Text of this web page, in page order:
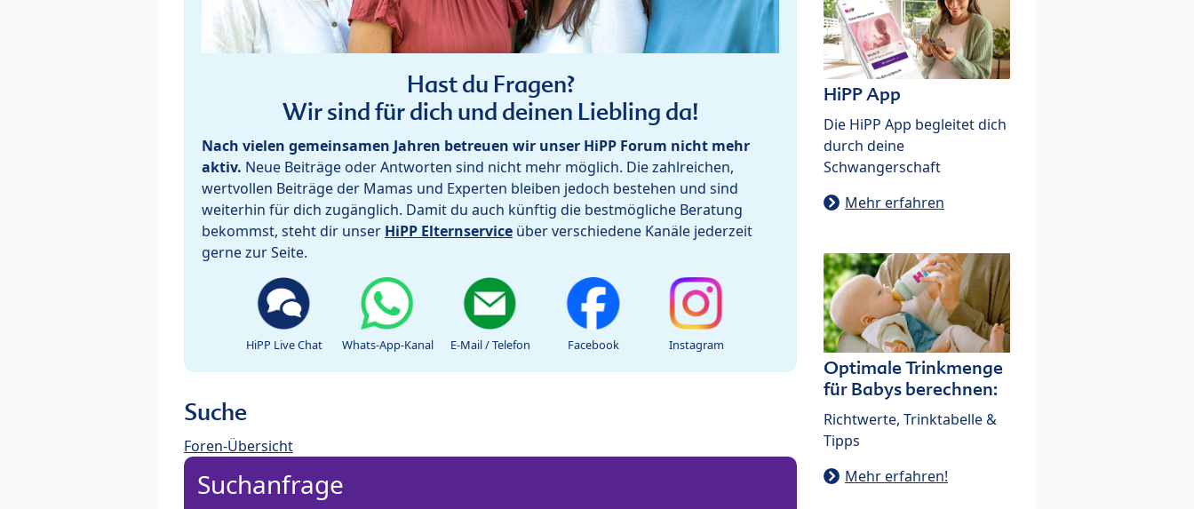
Hast du Fragen?
Wir sind für dich und deinen Liebling da!
Nach vielen gemeinsamen Jahren betreuen wir unser HiPP Forum nicht mehr
aktiv. Neue Beiträge oder Antworten sind nicht mehr möglich. Die zahlreichen,
wertvollen Beiträge der Mamas und Experten bleiben jedoch bestehen und sind
weiterhin für dich zugänglich. Damit du auch künftig die bestmögliche Beratung
bekommst, steht dir unser HiPP Elternservice über verschiedene Kanäle jederzeit
gerne zur Seite.
HiPP Live Chat Whats-App-Kanal E-Mail / Telefon Facebook Instagram
Suche
Foren-Übersicht
Suchanfrage
HiPP App
Die HiPP App begleitet dich
durch deine
Schwangerschaft
Mehr erfahren
Optimale Trinkmenge
für Babys berechnen:
Richtwerte, Trinktabelle &
Tipps
Mehr erfahren!